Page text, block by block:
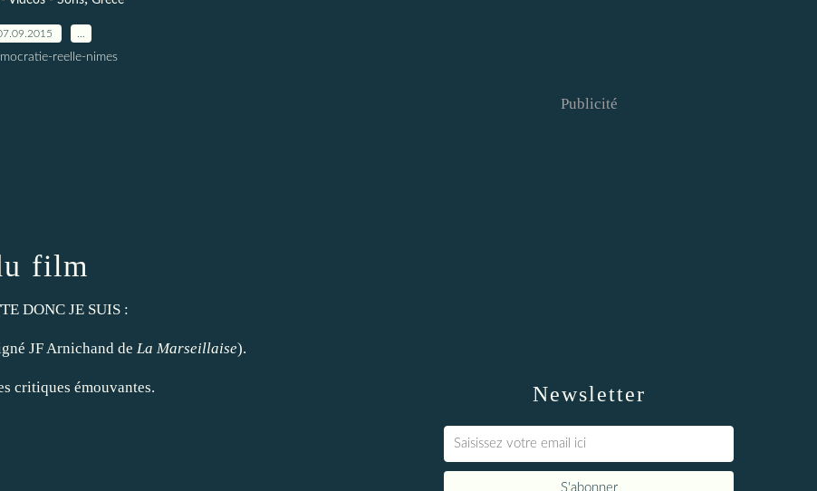
reelle-nimes
film
DONC JE SUIS :
JF Arnichand de La Marseillaise).
critiques émouvantes. Newsletter
Publicité